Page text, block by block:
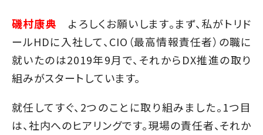
磯村康典 よろしくお願いします。まず、私がトリド
ールHDに入社して、CIO（最高情報責任者）の職に
就いたのは2019年9月で、それからDX推進の取り
組みがスタートしています。
就任してすぐ、2つのことに取り組みました。1つ目
は、社内へのヒアリングです。現場の責任者、それか